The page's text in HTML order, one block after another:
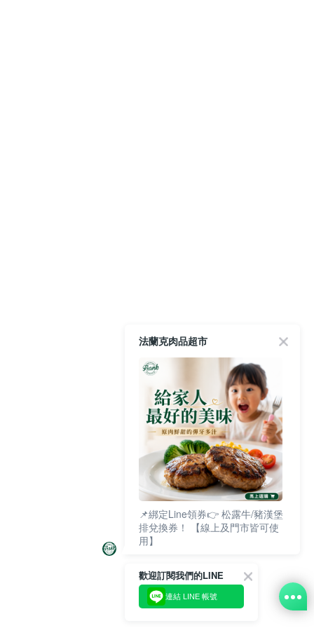
法蘭克肉品超市
📌綁定Line領券👉 松露牛/豬漢堡
排兌換券！ 【線上及門市皆可使
用】
歡迎訂閱我們的LINE
連結 LINE 帳號